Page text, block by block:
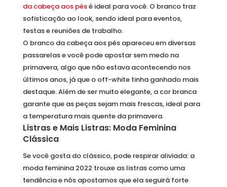
da cabeça aos pésé ideal para você. O branco traz
sofisticação ao look, sendo ideal para eventos,
festas e reuniões de trabalho.
O branco da cabeça aos pés apareceu em diversas
passarelas e você pode apostar sem medo na
primavera, algo que não estava acontecendo nos
últimos anos, já que o off-white tinha ganhado mais
destaque. Além de ser muito elegante, a cor branca
garante que as peças sejam mais frescas, ideal para
a temperatura mais quente da primavera.
Listras e Mais Listras: Moda Feminina
Clássica
Se você gosta do clássico, pode respirar aliviada: a
moda feminina 2022 trouxe as listras como uma
tendência e nós apostamos que ela seguirá forte